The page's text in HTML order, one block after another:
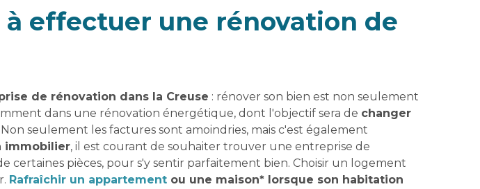
effectuer une rénovation de
de rénovation dans la Creuse : rénover son bien est non seulement
dans une rénovation énergétique, dont l'objectif sera de changer
seulement les factures sont amoindries, mais c'est également
immobilier, il est courant de souhaiter trouver une entreprise de
certaines pièces, pour s'y sentir parfaitement bien. Choisir un logement
Rafraîchir un appartement ou une maison* lorsque son habitation